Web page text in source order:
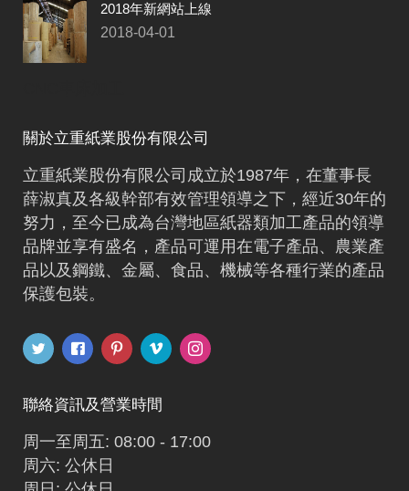
2018年新網站上線
2018-04-01
關於立重紙業股份有限公司
立重紙業股份有限公司成立於1987年，在董事長
薛淑真及各級幹部有效管理領導之下，經近30年的
努力，至今已成為台灣地區紙器類加工產品的領導
品牌並享有盛名，產品可運用在電子產品、農業產
品以及鋼鐵、金屬、食品、機械等各種行業的產品
保護包裝。
聯絡資訊及營業時間
周一至周五: 08:00 - 17:00
周六: 公休日